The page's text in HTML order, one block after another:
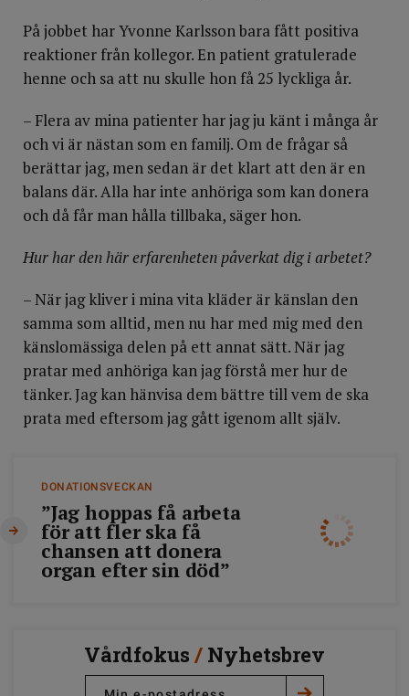
På jobbet har Yvonne Karlsson bara fått positiva
reaktioner från kollegor. En patient gratulerade
henne och sa att nu skulle hon få 25 lyckliga år.
– Flera av mina patienter har jag ju känt i många år
och vi är nästan som en familj. Om de frågar så
berättar jag, men sedan är det klart att den är en
balans där. Alla har inte anhöriga som kan donera
och då får man hålla tillbaka, säger hon.
Hur har den här erfarenheten påverkat dig i arbetet?
– När jag kliver i mina vita kläder är känslan den
samma som alltid, men nu har med mig med den
känslomässiga delen på ett annat sätt. När jag
pratar med anhöriga kan jag förstå mer hur de
tänker. Jag kan hänvisa dem bättre till vem de ska
prata med eftersom jag gått igenom allt själv.
DONATIONSVECKAN
”Jag hoppas få arbeta
för att fler ska få
chansen att donera
organ efter sin död”
Vårdfokus / Nyhetsbrev